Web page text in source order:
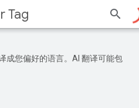
Tag
成您偏好的语言。AI 翻译可能包